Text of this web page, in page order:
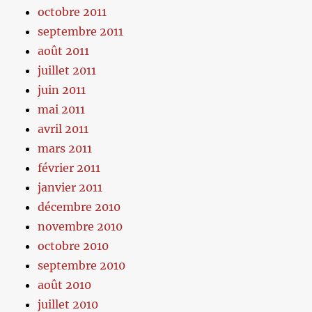
octobre 2011
septembre 2011
août 2011
juillet 2011
juin 2011
mai 2011
avril 2011
mars 2011
février 2011
janvier 2011
décembre 2010
novembre 2010
octobre 2010
septembre 2010
août 2010
juillet 2010